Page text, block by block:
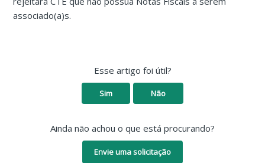
associado(a)s.
Esse artigo foi útil?
Sim Não
Ainda não achou o que está procurando?
Envie uma solicitação